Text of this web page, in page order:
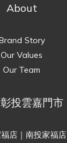
About
Story
Our Values
Our Team
投雲嘉門市
店｜南投家福店